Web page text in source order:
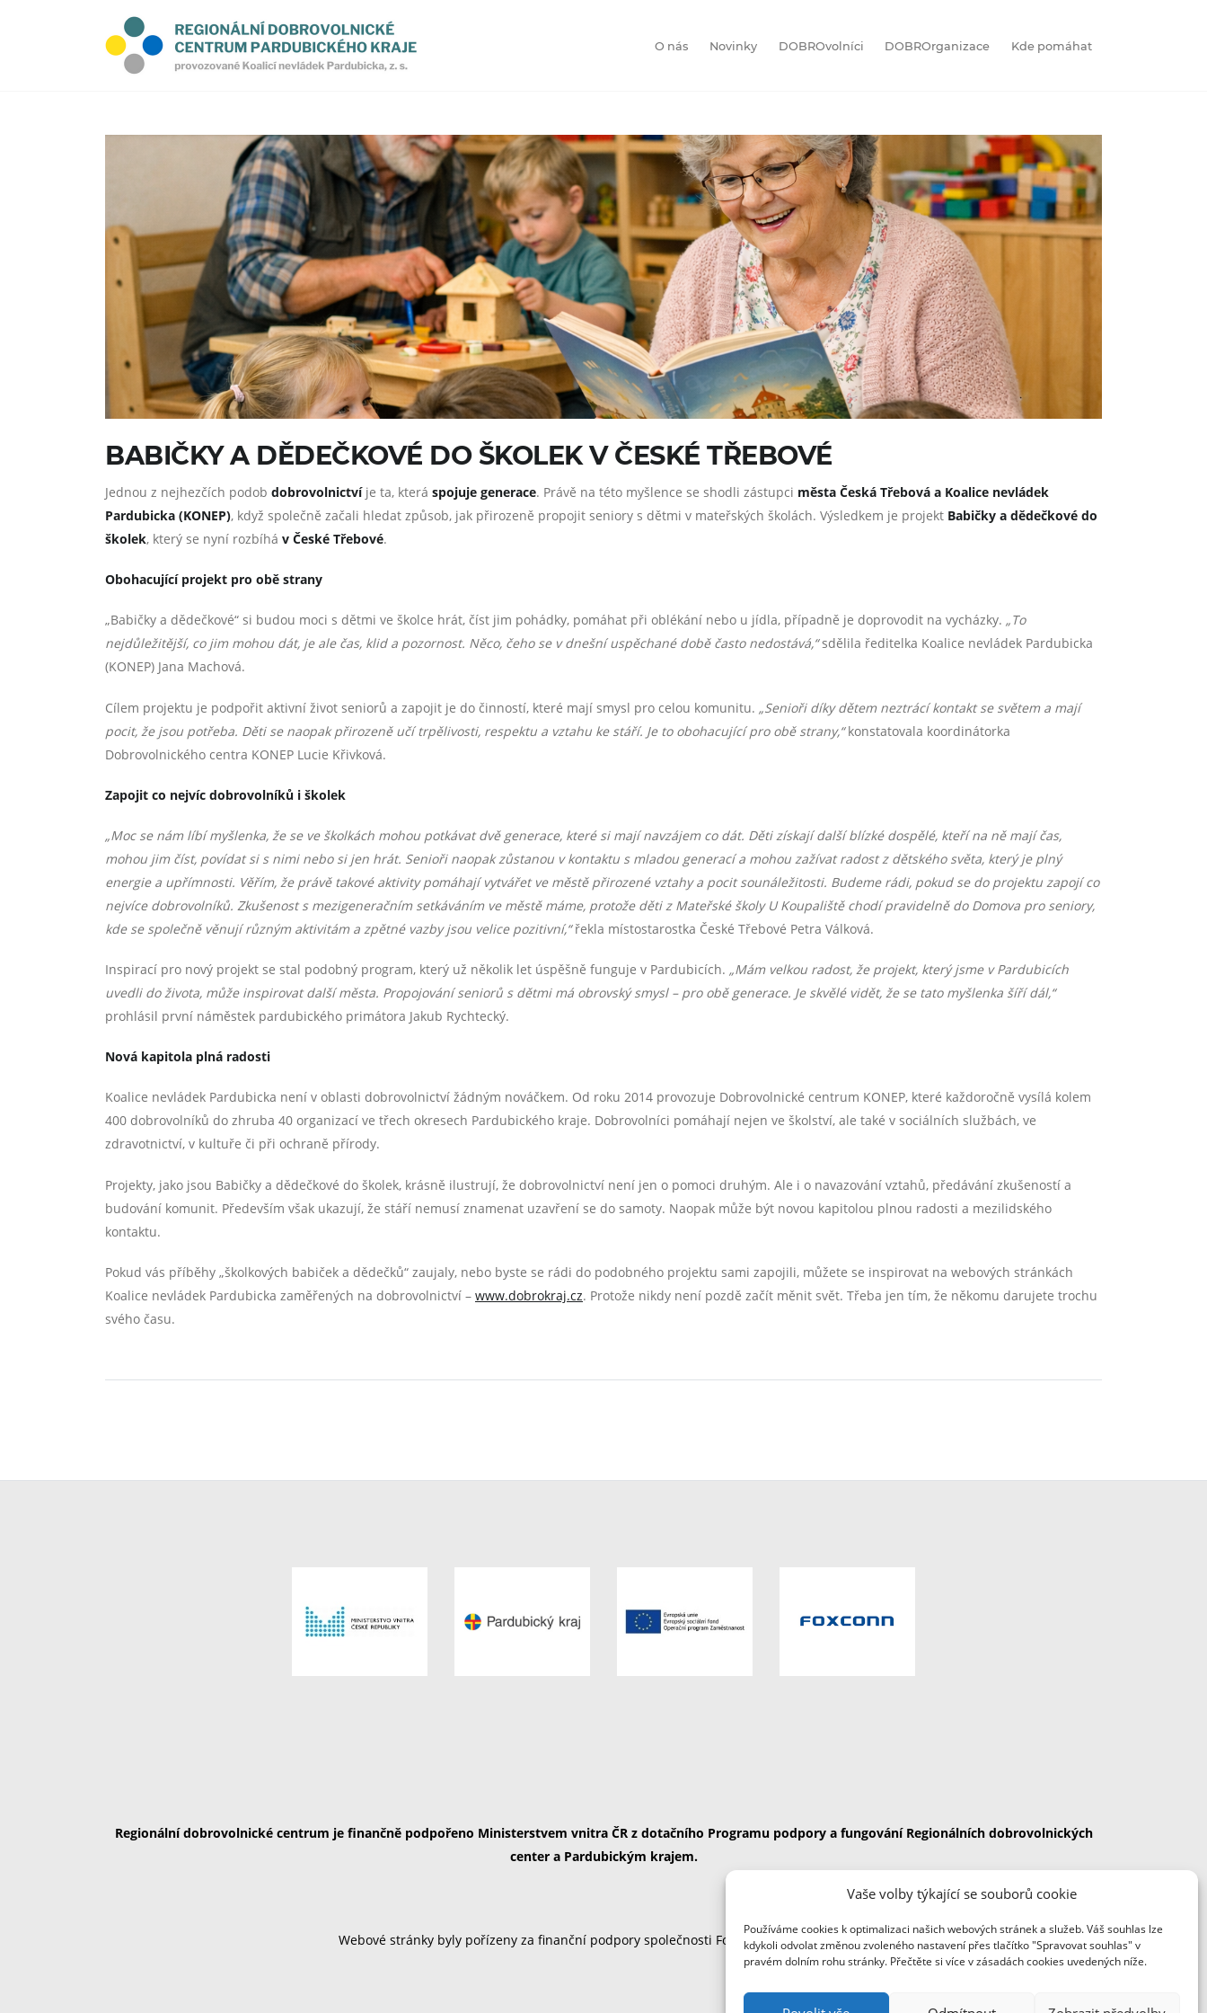
Vaše volby týkající se souborů cookie
Používáme cookies k optimalizaci našich webových stránek a služeb. Váš souhlas lze
kdykoli odvolat změnou zvoleného nastavení přes tlačítko "Spravovat souhlas" v
pravém dolním rohu stránky. Přečtěte si více v zásadách cookies uvedených níže.
O nás Novinky DOBROvolníci DOBROrganizace Kde pomáhat
BABIČKY A DĚDEČKOVÉ DO ŠKOLEK V ČESKÉ TŘEBOVÉ
Jednou z nejhezčích podob dobrovolnictvíje ta, která spojuje generace. Právě na této myšlence se shodli zástupci města Česká Třebová a Koalice nevládek
Pardubicka (KONEP), když společně začali hledat způsob, jak přirozeně propojit seniory s dětmi v mateřských školách. Výsledkem je projekt Babičky a dědečkové do
školek, který se nyní rozbíhá v České Třebové.
Obohacující projekt pro obě strany
„Babičky a dědečkové“ si budou moci s dětmi ve školce hrát, číst jim pohádky, pomáhat při oblékání nebo u jídla, případně je doprovodit na vycházky. „To
nejdůležitější, co jim mohou dát, je ale čas, klid a pozornost. Něco, čeho se v dnešní uspěchané době často nedostává,“sdělila ředitelka Koalice nevládek Pardubicka
(KONEP) Jana Machová.
Cílem projektu je podpořit aktivní život seniorů a zapojit je do činností, které mají smysl pro celou komunitu. „Senioři díky dětem neztrácí kontakt se světem a mají
pocit, že jsou potřeba. Děti se naopak přirozeně učí trpělivosti, respektu a vztahu ke stáří. Je to obohacující pro obě strany,“konstatovala koordinátorka
Dobrovolnického centra KONEP Lucie Křivková.
Zapojit co nejvíc dobrovolníků i školek
„Moc se nám líbí myšlenka, že se ve školkách mohou potkávat dvě generace, které si mají navzájem co dát. Děti získají další blízké dospělé, kteří na ně mají čas,
mohou jim číst, povídat si s nimi nebo si jen hrát. Senioři naopak zůstanou v kontaktu s mladou generací a mohou zažívat radost z dětského světa, který je plný
energie a upřímnosti. Věřím, že právě takové aktivity pomáhají vytvářet ve městě přirozené vztahy a pocit sounáležitosti. Budeme rádi, pokud se do projektu zapojí co
nejvíce dobrovolníků. Zkušenost s mezigeneračním setkáváním ve městě máme, protože děti z Mateřské školy U Koupaliště chodí pravidelně do Domova pro seniory,
kde se společně věnují různým aktivitám a zpětné vazby jsou velice pozitivní,“řekla místostarostka České Třebové Petra Válková.
Inspirací pro nový projekt se stal podobný program, který už několik let úspěšně funguje v Pardubicích. „Mám velkou radost, že projekt, který jsme v Pardubicích
uvedli do života, může inspirovat další města. Propojování seniorů s dětmi má obrovský smysl – pro obě generace. Je skvělé vidět, že se tato myšlenka šíří dál,“
prohlásil první náměstek pardubického primátora Jakub Rychtecký.
Nová kapitola plná radosti
Koalice nevládek Pardubicka není v oblasti dobrovolnictví žádným nováčkem. Od roku 2014 provozuje Dobrovolnické centrum KONEP, které každoročně vysílá kolem
400 dobrovolníků do zhruba 40 organizací ve třech okresech Pardubického kraje. Dobrovolníci pomáhají nejen ve školství, ale také v sociálních službách, ve
zdravotnictví, v kultuře či při ochraně přírody.
Projekty, jako jsou Babičky a dědečkové do školek, krásně ilustrují, že dobrovolnictví není jen o pomoci druhým. Ale i o navazování vztahů, předávání zkušeností a
budování komunit. Především však ukazují, že stáří nemusí znamenat uzavření se do samoty. Naopak může být novou kapitolou plnou radosti a mezilidského
kontaktu.
Pokud vás příběhy „školkových babiček a dědečků“ zaujaly, nebo byste se rádi do podobného projektu sami zapojili, můžete se inspirovat na webových stránkách
Koalice nevládek Pardubicka zaměřených na dobrovolnictví – www.dobrokraj.cz. Protože nikdy není pozdě začít měnit svět. Třeba jen tím, že někomu darujete trochu
svého času.
Regionální dobrovolnické centrum je finančně podpořeno Ministerstvem vnitra ČR z dotačního Programu podpory a fungování Regionálních dobrovolnických
center a Pardubickým krajem.
Webové stránky byly pořízeny za finanční podpory společnosti Foxconn Česká republika.